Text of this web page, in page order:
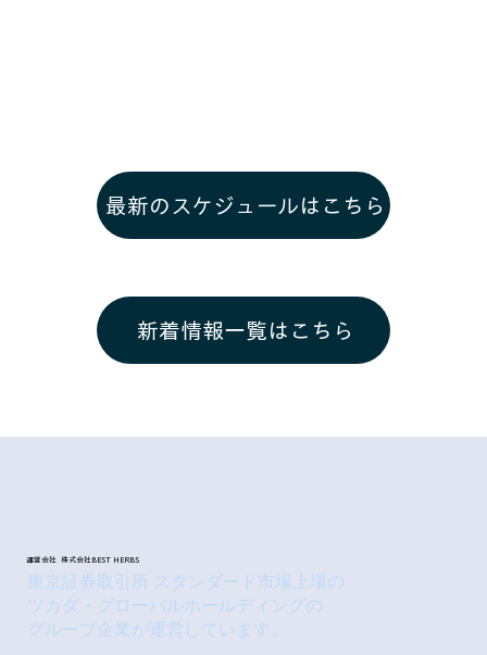
最新のスケジュールはこちら
新着情報一覧はこちら
運営会社 株式会社BEST HERBS
東京証券取引所 スタンダード市場上場の
ツカダ・グローバルホールディングの
グループ企業が運営しています。